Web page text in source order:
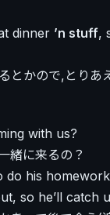
dinner ’n stuff,
とかので,とりあ
with us?
緒に来るの？
do his homework
so he’ll catch